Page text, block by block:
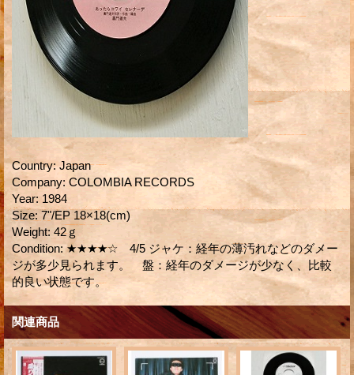
Country: Japan
Company: COLOMBIA RECORDS
Year: 1984
Size: 7"/EP 18×18(cm)
Weight: 42ｇ
Condition: ★★★★☆ 4/5 ジャケ：経年の薄汚れなどのダメー
ジが多少見られます。 盤：経年のダメージが少なく、比較
的良い状態です。
関連商品